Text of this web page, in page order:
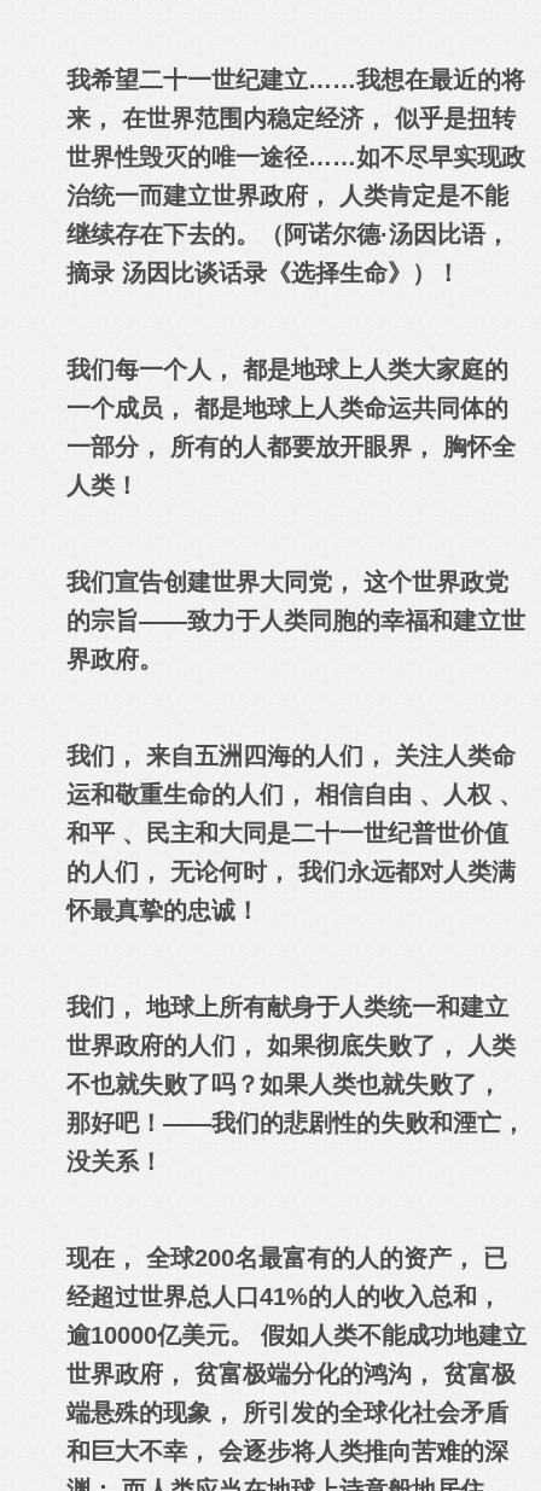
我希望二十一世纪建立……我想在最近的将
来， 在世界范围内稳定经济， 似乎是扭转
世界性毁灭的唯一途径……如不尽早实现政
治统一而建立世界政府， 人类肯定是不能
继续存在下去的。（阿诺尔德·汤因比语，
摘录 汤因比谈话录《选择生命》）！
我们每一个人， 都是地球上人类大家庭的
一个成员， 都是地球上人类命运共同体的
一部分， 所有的人都要放开眼界， 胸怀全
人类！
我们宣告创建世界大同党， 这个世界政党
的宗旨——致力于人类同胞的幸福和建立世
界政府。
我们， 来自五洲四海的人们， 关注人类命
运和敬重生命的人们， 相信自由 、人权 、
和平 、民主和大同是二十一世纪普世价值
的人们， 无论何时， 我们永远都对人类满
怀最真挚的忠诚！
我们， 地球上所有献身于人类统一和建立
世界政府的人们， 如果彻底失败了， 人类
不也就失败了吗？如果人类也就失败了，
那好吧！——我们的悲剧性的失败和湮亡，
没关系！
现在， 全球200名最富有的人的资产， 已
经超过世界总人口41%的人的收入总和，
逾10000亿美元。 假如人类不能成功地建立
世界政府， 贫富极端分化的鸿沟， 贫富极
端悬殊的现象， 所引发的全球化社会矛盾
和巨大不幸， 会逐步将人类推向苦难的深